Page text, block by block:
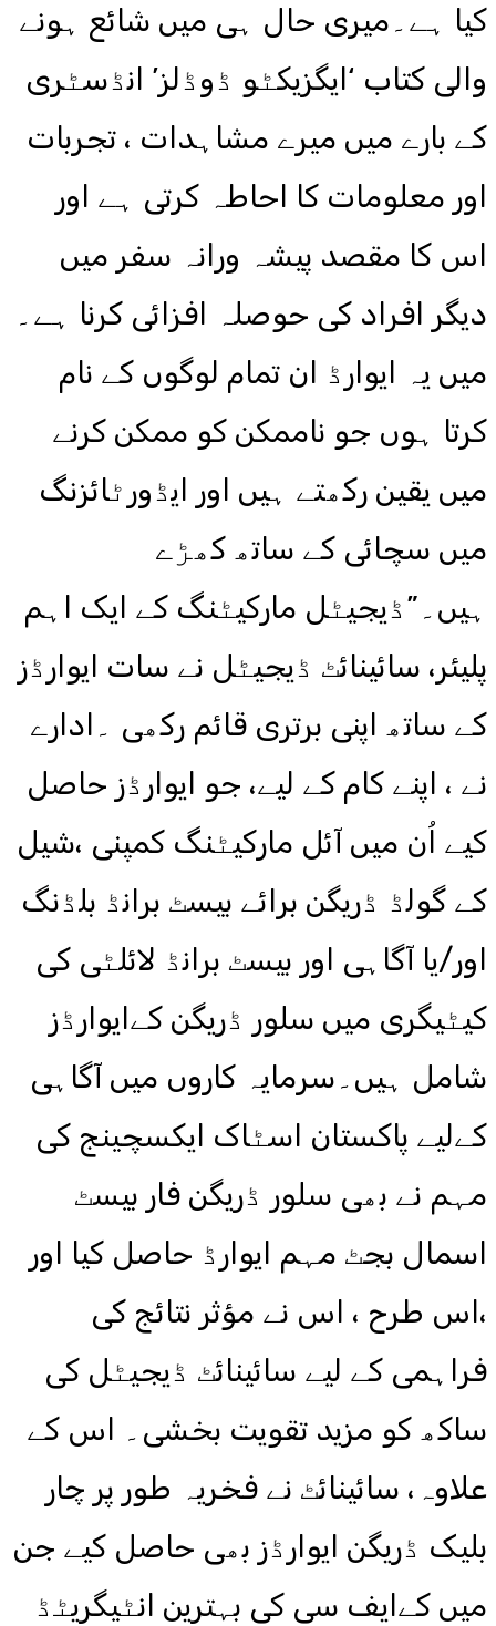
کیا ہے۔میری حال ہی میں شائع ہونے
والی کتاب ‘ایگزیکٹو ڈوڈلز’ انڈسٹری
کے بارے میں میرے مشاہدات ، تجربات
اور معلومات کا احاطہ کرتی ہے اور
اس کا مقصد پیشہ ورانہ سفر میں
دیگر افراد کی حوصلہ افزائی کرنا ہے۔
میں یہ ایوارڈ ان تمام لوگوں کے نام
کرتا ہوں جو ناممکن کو ممکن کرنے
میں یقین رکھتے ہیں اور ایڈورٹائزنگ
میں سچائی کے ساتھ کھڑے
ہیں۔”ڈیجیٹل مارکیٹنگ کے ایک اہم
پلیئر، سائینائٹ ڈیجیٹل نے سات ایوارڈز
کے ساتھ اپنی برتری قائم رکھی ۔ادارے
نے ، اپنے کام کے لیے، جو ایوارڈز حاصل
کیے اُن میں آئل مارکیٹنگ کمپنی ،شیل
کے گولڈ ڈریگن برائے بیسٹ برانڈ بلڈنگ
اور/یا آگاہی اور بیسٹ برانڈ لائلٹی کی
کیٹیگری میں سلور ڈریگن کےایوارڈز
شامل ہیں۔سرمایہ کاروں میں آگاہی
کےلیے پاکستان اسٹاک ایکسچینج کی
مہم نے بھی سلور ڈریگن فار بیسٹ
اسمال بجٹ مہم ایوارڈ حاصل کیا اور
،اس طرح ، اس نے مؤثر نتائج کی
فراہمی کے لیے سائینائٹ ڈیجیٹل کی
ساکھ کو مزید تقویت بخشی۔ اس کے
علاوہ، سائینائٹ نے فخریہ طور پر چار
بلیک ڈریگن ایوارڈز بھی حاصل کیے جن
میں کےایف سی کی بہترین انٹیگریٹڈ